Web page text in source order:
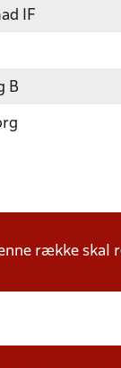
IF
B
række skal